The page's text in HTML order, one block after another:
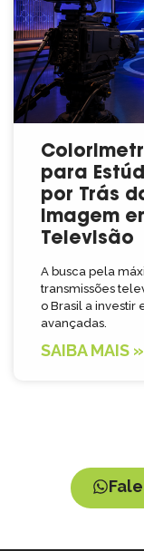
para
por Trás
Imagem
Televisão
A busca pela
transmissões
o Brasil a investir
avançadas.
SAIBA MAIS »